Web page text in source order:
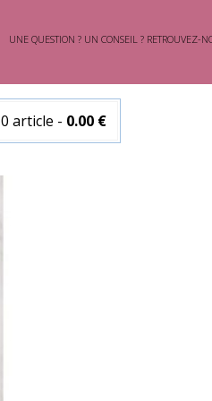
UNE QUESTION ? UN CONSEIL ?
0 article - 0.00 €